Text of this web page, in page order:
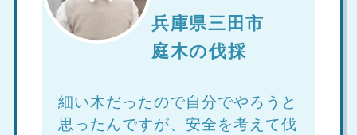
兵庫県三田市
庭木の伐採
細い木だったので自分でやろうと
思ったんですが、安全を考えて伐